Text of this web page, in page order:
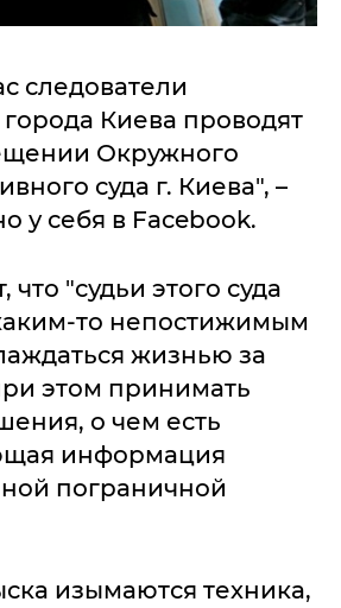
следователи
Киева проводят
Окружного
суда г. Киева", –
у себя в Facebook.
что "судьи этого суда
то непостижимым
жизнью за
этом принимать
о чем есть
информация
пограничной
изымаются техника,